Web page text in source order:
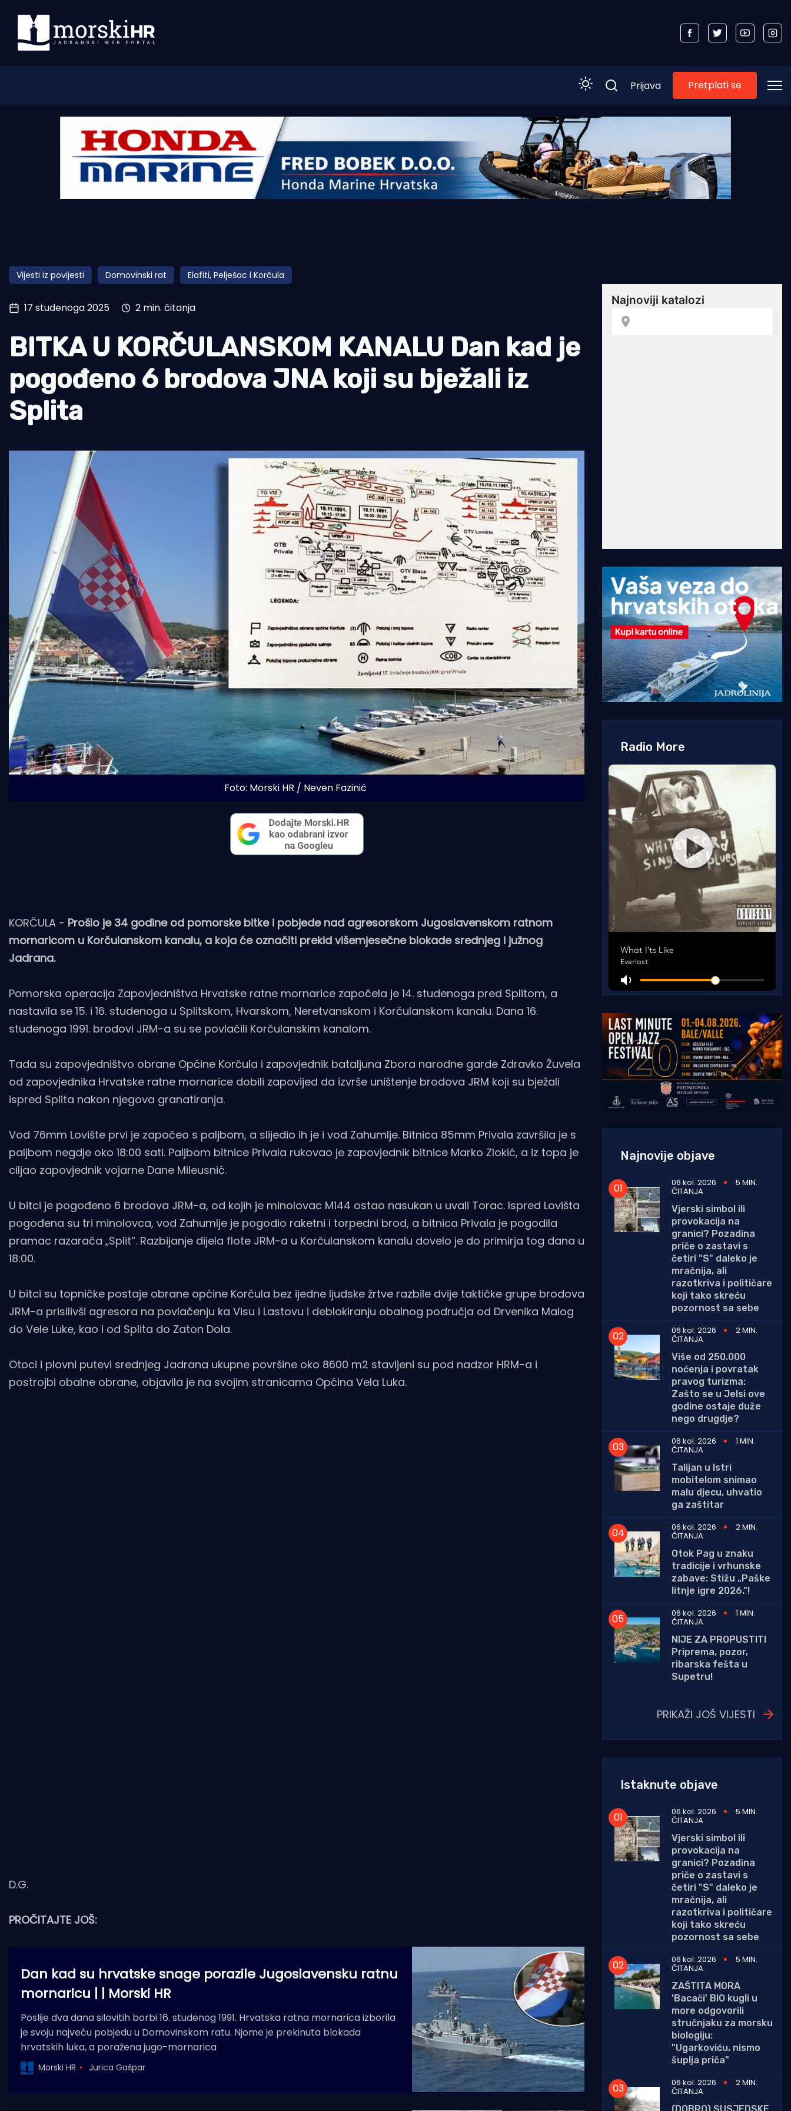
Morski plus
Pomorstvo
Ribolov
Tradicija i kultura
Prijava Pretplati se
Vijesti iz povijesti Domovinski rat Elafiti, Pelješac i Korčula
17 studenoga 2025 2 min. čitanja
BITKA U KORČULANSKOM KANALU Dan kad je
pogođeno 6 brodova JNA koji su bježali iz
Splita
Foto: Morski HR / Neven Fazinić
KORČULA - Prošlo je 34 godine od pomorske bitke i pobjede nad agresorskom Jugoslavenskom ratnom
mornaricom u Korčulanskom kanalu, a koja će označiti prekid višemjesečne blokade srednjeg i južnog
Jadrana.
Pomorska operacija Zapovjedništva Hrvatske ratne mornarice započela je 14. studenoga pred Splitom, a
nastavila se 15. i 16. studenoga u Splitskom, Hvarskom, Neretvanskom i Korčulanskom kanalu. Dana 16.
studenoga 1991. brodovi JRM-a su se povlačili Korčulanskim kanalom.
Tada su zapovjedništvo obrane Općine Korčula i zapovjednik bataljuna Zbora narodne garde Zdravko Žuvela
od zapovjednika Hrvatske ratne mornarice dobili zapovijed da izvrše uništenje brodova JRM koji su bježali
ispred Splita nakon njegova granatiranja.
Vod 76mm Lovište prvi je započeo s paljbom, a slijedio ih je i vod Zahumlje. Bitnica 85mm Privala završila je s
paljbom negdje oko 18:00 sati. Paljbom bitnice Privala rukovao je zapovjednik bitnice Marko Zlokić, a iz topa je
ciljao zapovjednik vojarne Dane Mileusnić.
U bitci je pogođeno 6 brodova JRM-a, od kojih je minolovac M144 ostao nasukan u uvali Torac. Ispred Lovišta
pogođena su tri minolovca, vod Zahumlje je pogodio raketni i torpedni brod, a bitnica Privala je pogodila
pramac razarača „Split“. Razbijanje dijela flote JRM-a u Korčulanskom kanalu dovelo je do primirja tog dana u
18:00.
U bitci su topničke postaje obrane općine Korčula bez ijedne ljudske žrtve razbile dvije taktičke grupe brodova
JRM-a prisilivši agresora na povlačenju ka Visu i Lastovu i deblokiranju obalnog područja od Drvenika Malog
do Vele Luke, kao i od Splita do Zaton Dola.
Otoci i plovni putevi srednjeg Jadrana ukupne površine oko 8600 m2 stavljeni su pod nadzor HRM-a i
postrojbi obalne obrane, objavila je na svojim stranicama Općina Vela Luka.
D.G.
PROČITAJTE JOŠ:
Dan kad su hrvatske snage porazile Jugoslavensku ratnu
mornaricu | | Morski HR
Poslije dva dana silovitih borbi 16. studenog 1991. Hrvatska ratna mornarica izborila
je svoju najveću pobjedu u Domovinskom ratu. Njome je prekinuta blokada
hrvatskih luka, a poražena jugo-mornarica
Morski HR Jurica Gašpar
Radio More
Najnovije objave
06 kol. 2026 5 MIN.
ČITANJA
Vjerski simbol ili
provokacija na
granici? Pozadina
priče o zastavi s
četiri "S" daleko je
mračnija, ali
razotkriva i političare
koji tako skreću
pozornost sa sebe
06 kol. 2026
2 MIN.
ČITANJA
Više od 250.000
noćenja i povratak
pravog turizma:
Zašto se u Jelsi ove
godine ostaje duže
nego drugdje?
06 kol. 2026
1 MIN.
ČITANJA
Talijan u Istri
mobitelom snimao
malu djecu, uhvatio
ga zaštitar
06 kol. 2026
2 MIN.
ČITANJA
Otok Pag u znaku
tradicije i vrhunske
zabave: Stižu „Paške
litnje igre 2026.”!
06 kol. 2026
1 MIN.
ČITANJA
NIJE ZA PROPUSTITI
Priprema, pozor,
ribarska fešta u
Supetru!
PRIKAŽI JOŠ VIJESTI
Istaknute objave
06 kol. 2026 5 MIN.
ČITANJA
Vjerski simbol ili
provokacija na
granici? Pozadina
priče o zastavi s
četiri "S" daleko je
mračnija, ali
razotkriva i političare
koji tako skreću
pozornost sa sebe
06 kol. 2026
5 MIN.
ČITANJA
ZAŠTITA MORA
'Bacači' BIO kugli u
more odgovorili
stručnjaku za morsku
biologiju:
"Ugarkoviću, nismo
šuplja priča"
06 kol. 2026
2 MIN.
ČITANJA
(DOBRO) SUSJEDSKE